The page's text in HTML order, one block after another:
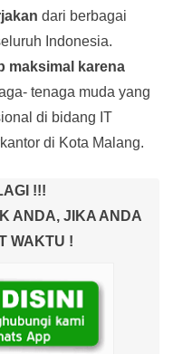
dari berbagai
Indonesia.
maksimal karena
tenaga muda yang
di bidang IT
di Kota Malang.
!!!
ANDA, JIKA ANDA
WAKTU !